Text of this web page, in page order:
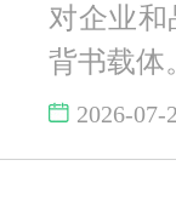
对企业
背书载体
2026-07-